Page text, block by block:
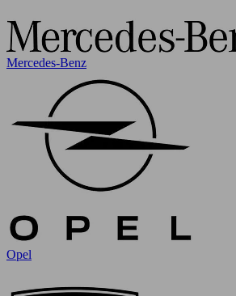
Mercedes-Benz
Opel